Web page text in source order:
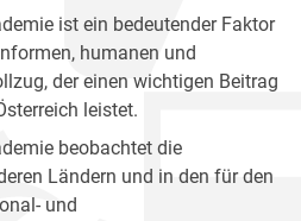
ist ein bedeutender Faktor
humanen und
der einen wichtigen Beitrag
leistet.
beobachtet die
Ländern und in den für den
und